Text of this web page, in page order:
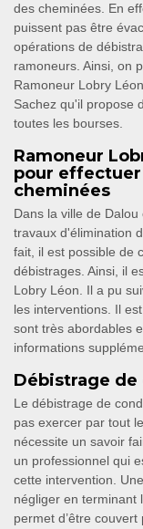
des cheminées. En
puissent pas être
opérations de
ramoneurs. Ainsi, on
Ramoneur Lobry
Sachez qu'il propose
toutes les bourses.
Ramoneur
pour
cheminées
Dans la ville de
travaux d'élimination
fait, il est possible de
débistrages. Ainsi, il
Lobry Léon. Il a pu
les interventions. Il
sont très abordables
informations
Débistrage
Le débistrage de
pas exercer par tout
nécessite un savoir
un professionnel qui
cette intervention.
négliger en terminant
permet d’être couvert